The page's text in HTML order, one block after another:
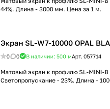
44%. Длина - 3000 мм. Цена за 1 м.
Экран SL-W7-10000 OPAL
0 0 В наличии: 500 мАрт. 057714
Матовый экран к профилю SL-MINI-8
Светопропускание - 23%. Длина -